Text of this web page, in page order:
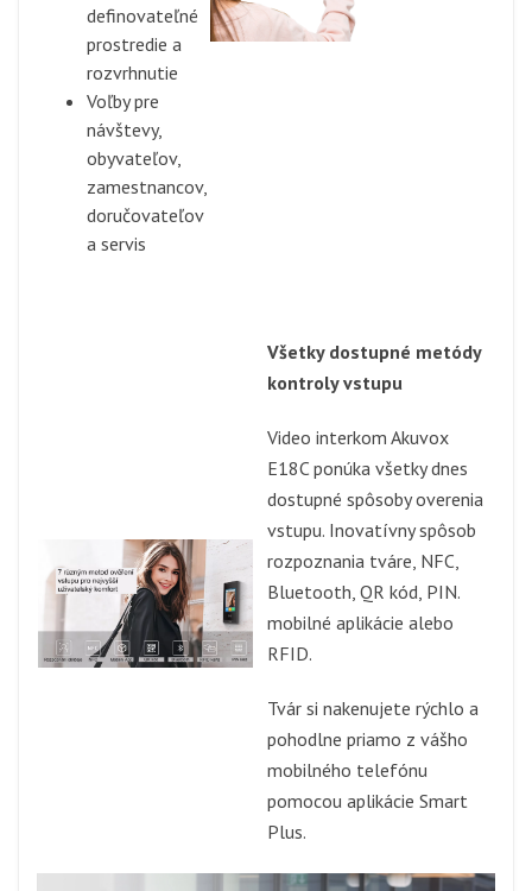
definovateľné
prostredie a
rozvrhnutie
Voľby pre
návštevy,
obyvateľov,
zamestnancov,
doručovateľov
a servis
Všetky dostupné metódy
kontroly vstupu
Video interkom Akuvox
E18C ponúka všetky dnes
dostupné spôsoby overenia
vstupu. Inovatívny spôsob
rozpoznania tváre, NFC,
Bluetooth, QR kód, PIN.
mobilné aplikácie alebo
RFID.
Tvár si nakenujete rýchlo a
pohodlne priamo z vášho
mobilného telefónu
pomocou aplikácie Smart
Plus.